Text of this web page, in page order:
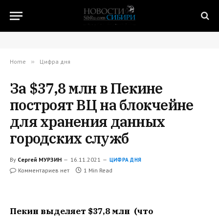
Home » Цифра дня
За $37,8 млн в Пекине
построят ВЦ на блокчейне
для хранения данных
городских служб
By Сергей МУРЗИН 16.11.2021 ЦИФРА ДНЯ
Комментариев нет 1 Min Read
Пекин выделяет $37,8 млн (что